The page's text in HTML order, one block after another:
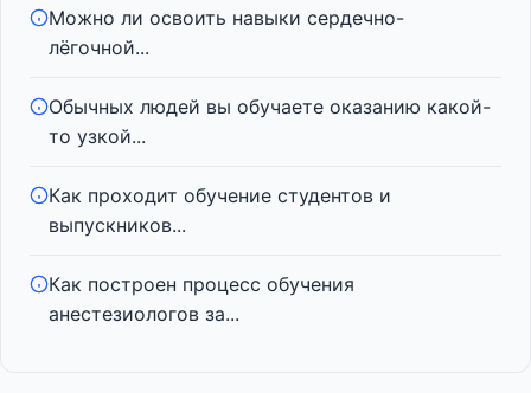
Можно ли освоить навыки сердечно-
лёгочной...
Обычных людей вы обучаете оказанию какой-
то узкой...
Как проходит обучение студентов и
выпускников...
Как построен процесс обучения
анестезиологов за...